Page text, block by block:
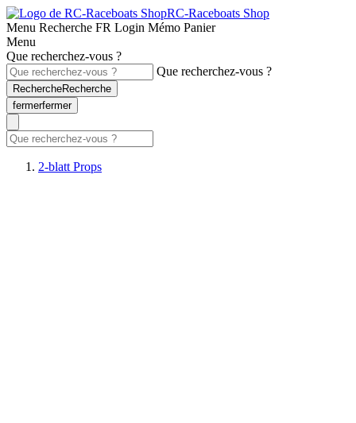
RC-Raceboats Shop
Menu Recherche FR Login Mémo Panier
Menu
Que recherchez-vous ?
Que recherchez-vous ?
RechercheRecherche
fermerfermer
2-blatt Props